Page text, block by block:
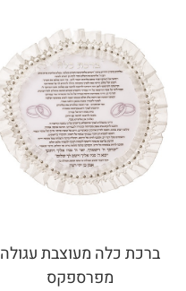
ברכת כלה מעוצבת עגולה
מפרספקס